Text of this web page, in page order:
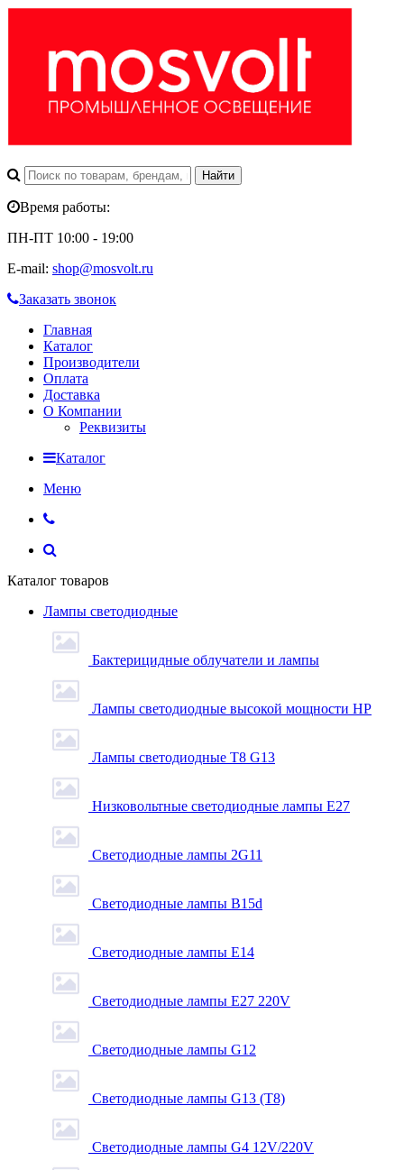
Время работы:
ПН-ПТ 10:00 - 19:00
E-mail: shop@mosvolt.ru
Заказать звонок
Главная
Каталог
Производители
Оплата
Доставка
О Компании
Реквизиты
Каталог
Меню
Каталог товаров
Лампы светодиодные
Бактерицидные облучатели и лампы
Лампы светодиодные высокой мощности HP
Лампы светодиодные Т8 G13
Низковольтные светодиодные лампы E27
Светодиодные лампы 2G11
Светодиодные лампы B15d
Светодиодные лампы E14
Светодиодные лампы E27 220V
Светодиодные лампы G12
Светодиодные лампы G13 (T8)
Светодиодные лампы G4 12V/220V